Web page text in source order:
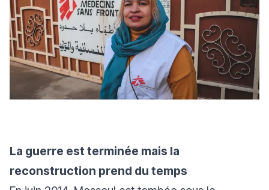
La guerre est terminée mais la
reconstruction prend du temps